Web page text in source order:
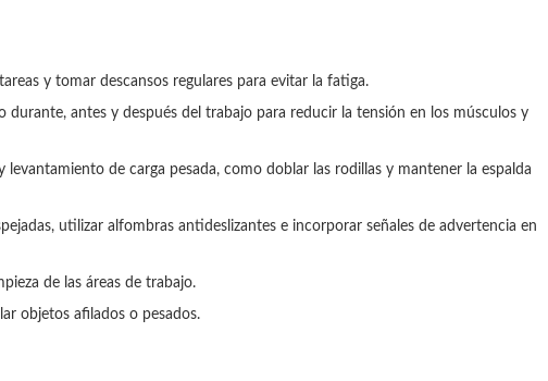
y tomar descansos regulares para evitar la fatiga.
durante, antes y después del trabajo para reducir la tensión en los músculos y
levantamiento de carga pesada, como doblar las rodillas y mantener la espalda
utilizar alfombras antideslizantes e incorporar señales de advertencia en
de las áreas de trabajo.
objetos afilados o pesados.